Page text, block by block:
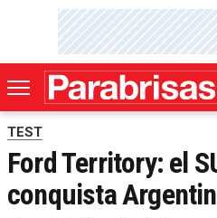
TEST
Ford Territory: el
conquista